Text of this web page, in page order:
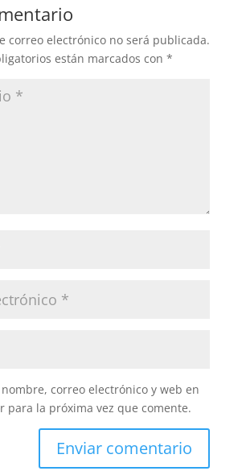
correo electrónico no será publicada.
están marcados con *
correo electrónico y web en
para la próxima vez que comente.